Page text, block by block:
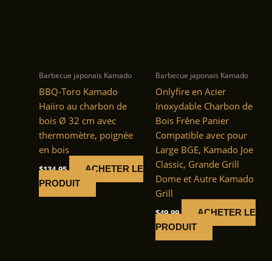
Barbecue japonais Kamado
BBQ-Toro Kamado
Haiiro au charbon de
bois Ø 32 cm avec
thermomètre, poignée
en bois
$134.95
ACHETER LE
PRODUIT
Barbecue japonais Kamado
Onlyfire en Acier
Inoxydable Charbon de
Bois Frêne Panier
Compatible avec pour
Large BGE, Kamado Joe
Classic, Grande Grill
Dome et Autre Kamado
Grill
$49.99
ACHETER LE
PRODUIT